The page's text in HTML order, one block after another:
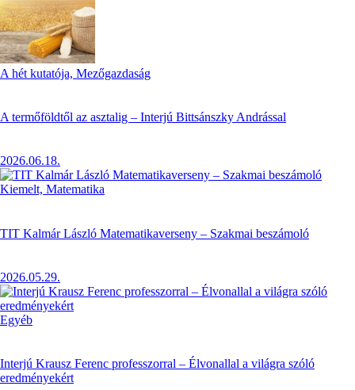
A hét kutatója, Mezőgazdaság
A termőföldtől az asztalig – Interjú Bittsánszky Andrással
2026.06.18.
Kiemelt, Matematika
TIT Kalmár László Matematikaverseny – Szakmai beszámoló
2026.05.29.
Egyéb
Interjú Krausz Ferenc professzorral – Élvonallal a világra szóló
eredményekért